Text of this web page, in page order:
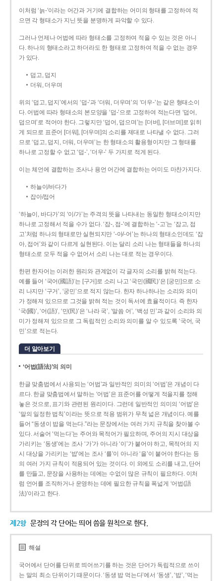
이처럼 ‘늙-­’이라는 어간과 거기에 결합하는 어미의 형태를 고정하여 적
으면 각 형태소가 지닌 뜻을 분명하게 파악할 수 있다.
그러나 언제나 어법에 따라 형태소를 고정하여 적을 수 있는 것은 아니
다. 하나의 형태소라고 하더라도 한 형태로 고정하여 적을 수 없는 경우
가 있다.
덥고, 덥지
더워, 더우며
위의 ‘덥고, 덥지’에서의 ‘덥-­’과 ‘더워, 더우며’의 ‘더우-­’는 같은 형태소이
다. 어법에 따라 형태소의 본모양을 ‘덥-­’으로 고정하여 적는다면 ‘덥어,
덥으며’로 적어야 한다. 그렇지만 ‘덥어, 덥으며’는 [더버], [더브며]로 읽히
게 되므로 표준어 [더워], [더우며]의 소리를 제대로 나타낼 수 없다. 그러
므로 ‘덥고, 덥지, 더워, 더우며’는 한 형태소의 활용형이지만 그 형태를
하나로 고정할 수 없고 ‘덥-’, ‘더우-’ 두 가지로 적게 된다.
이는 체언에 결합하는 조사나 용언 어간에 결합하는 어미도 마찬가지다.
하늘이/바다가
잡아/접어
‘하늘이, 바다가’의 ‘이/가’는 주격의 뜻을 나타내는 동일한 형태소이지만
하나로 고정해서 적을 수가 없다. ‘잡-, 접-’에 결합하는 ‘-고’는 ‘잡고, 접
고’처럼 하나의 형태로만 실현되지만 ‘-아/-어’는 하나의 형태소인데도 ‘잡
아, 접어’와 같이 다르게 실현된다. 이는 달리 소리 나는 형태들을 하나의
형태소로 모두 적을 수 없어서 소리 나는 대로 적는 경우이다.
한편 한자어는 이러한 원리와 관계없이 각 글자의 소리를 밝혀 적는다.
예를 들어 ‘국어(國語)’는 [구거]로 소리 나고 ‘국민(國民)’은 [궁민]으로 소
리 나지만 ‘구거’, ‘궁민’으로 적지 않는다. 한자 하나하나는 소리와 의미
가 정해져 있으므로 그것을 밝혀 적는 것이 독서에 효율적이다. 즉 한자
‘국(國)’, ‘어(語)’, ‘민(民)’은 ‘나라 국’, ‘말씀 어’, ‘백성 민’과 같이 소리와 의
미가 정해져 있으므로 그 독립적인 소리와 의미를 알 수 있도록 ‘국어, 국
민’으로 적는다.
더 알아보기
‘어법(語法)’의 의미
한글 맞춤법에서 사용되는 ‘어법’과 일반적인 의미의 ‘어법’은 개념이 다
르다. 한글 맞춤법에서 말하는 ‘어법’은 표준어를 어떻게 적을지를 정해
놓은 것으로, 표기와 관련된 원리이다. 그런데 일반적인 의미의 ‘어법’은
‘말의 일정한 법칙’이라는 뜻으로 적용 범위가 무척 넓은 개념이다. 예를
들어 “동생이 밥을 먹는다.”라는 문장에서는 여러 가지 규칙을 찾아볼 수
있다. 서술어 ‘먹는다’는 주어와 목적어가 필요하며, 주어의 지시 대상을
가리키는 ‘동생’에는 조사 ‘가’가 아니라 ‘이’가 붙어야 하고, 목적어의 지
시 대상을 가리키는 ‘밥’에는 조사 ‘를’이 아니라 ‘을’이 붙어야 한다는 등
의 여러 가지 규칙이 적용되어 있는 것이다. 이 외에도 소리를 내고, 단어
를 만들고, 문장을 사용하는 데에는 수없이 많은 규칙이 필요하다. 이처
럼 언어를 조직하거나 운영하는 데에 필요한 규칙을 폭넓게 ‘어법(語
法)’이라고 한다.
제2항 문장의 각 단어는 띄어 씀을 원칙으로 한다.
해설
국어에서 단어를 단위로 띄어쓰기를 하는 것은 단어가 독립적으로 쓰이
는 말의 최소 단위이기 때문이다. ‘동생 밥 먹는다’에서 ‘동생’, ‘밥’, ‘먹는